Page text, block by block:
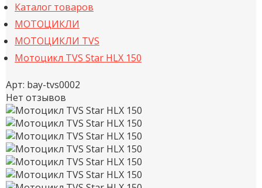
Каталог товаров
МОТОЦИКЛИ
МОТОЦИКЛИ TVS
Мотоцикл TVS Star HLX 150
Арт: bay-tvs0002
Нет отзывов